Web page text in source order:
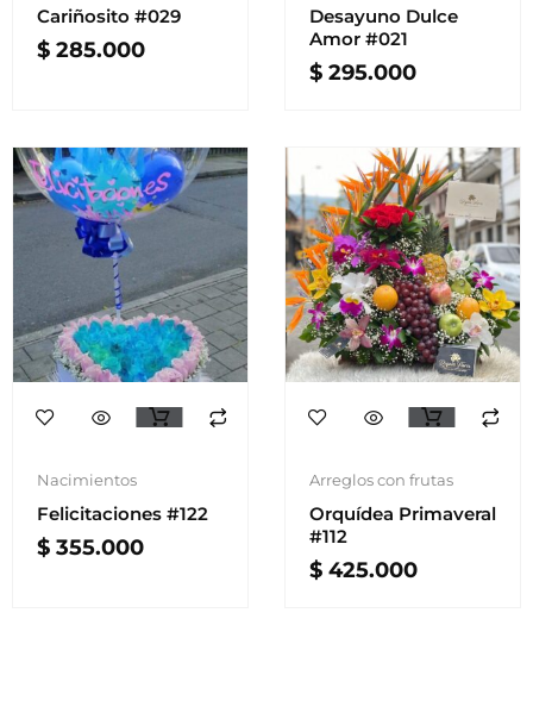
Cariñosito #029
$ 285.000
Desayuno Dulce
Amor #021
$ 295.000
Nacimientos
Felicitaciones #122
$ 355.000
Arreglos con frutas
Orquídea Primaveral
#112
$ 425.000